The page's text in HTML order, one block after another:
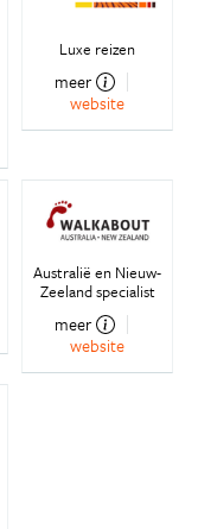
Luxe reizen
meer
website
Australië en Nieuw-
Zeeland specialist
meer
website